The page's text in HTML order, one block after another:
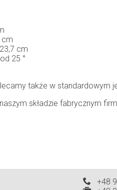
cm
cm
25 °
także w standardowym
składzie fabrycznym
+48